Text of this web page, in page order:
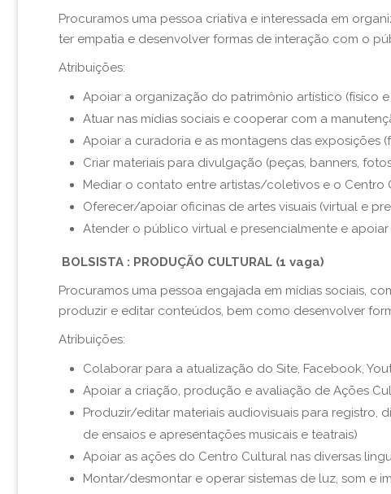
Procuramos uma pessoa criativa e interessada em
ter empatia e desenvolver formas de interação com o
Atribuições:
Apoiar a organização do patrimônio artístico (físico
Atuar nas mídias sociais e cooperar com a
Apoiar a curadoria e as montagens das exposições
Criar materiais para divulgação (peças, banners,
Mediar o contato entre artistas/coletivos e o Centro
Oferecer/apoiar oficinas de artes visuais (virtual e
Atender o público virtual e presencialmente e apoiar
BOLSISTA : PRODUÇÃO CULTURAL (1 vaga)
Procuramos uma pessoa engajada em mídias sociais,
produzir e editar conteúdos, bem como desenvolver
Atribuições:
Colaborar para a atualização do Site, Facebook,
Apoiar a criação, produção e avaliação de Ações
Produzir/editar materiais audiovisuais para registro,
de ensaios e apresentações musicais e teatrais)
Apoiar as ações do Centro Cultural nas diversas
Montar/desmontar e operar sistemas de luz, som e